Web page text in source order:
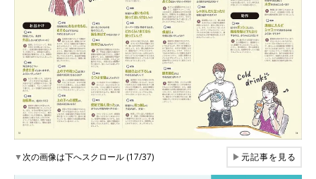
▼次の画像は下へスクロール (17/37) ▶元記事を見る